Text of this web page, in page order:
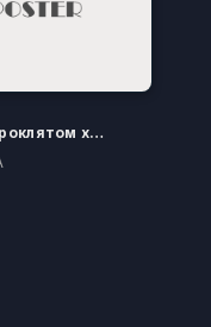
Дом на проклятом холме